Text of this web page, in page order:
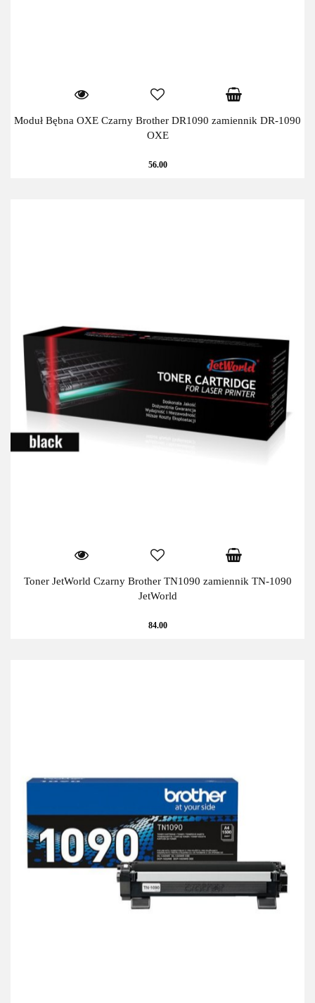
Moduł Bębna OXE Czarny Brother DR1090 zamiennik DR-1090
OXE
56.00
Toner JetWorld Czarny Brother TN1090 zamiennik TN-1090
JetWorld
84.00